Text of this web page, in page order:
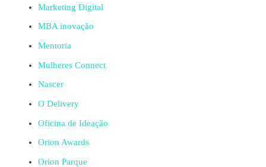
Marketing Digital
MBA inovação
Mentoria
Mulheres Connect
Nascer
O Delivery
Oficina de Ideação
Orion Awards
Orion Parque